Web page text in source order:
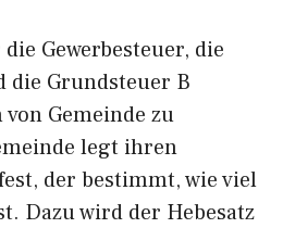
Gewerbesteuer, die
die Grundsteuer B
Gemeinde zu
legt ihren
der bestimmt, wie viel
Dazu wird der Hebesatz